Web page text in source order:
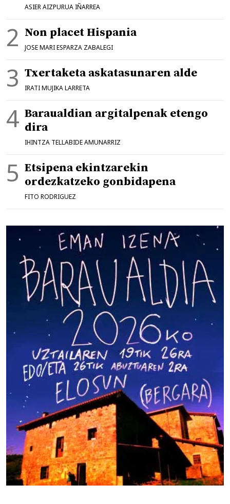
ASIER AIZPURUA IÑARREA
Non placet Hispania
JOSE MARI ESPARZA ZABALEGI
Txertaketa askatasunaren alde
IRATI MUJIKA LARRETA
Baraualdian argitalpenak etengo
dira
IHINTZA TELLABIDE AMUNARRIZ
Etsipena ekintzarekin
ordezkatzeko gonbidapena
FITO RODRIGUEZ